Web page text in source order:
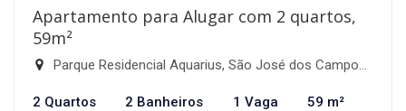
Apartamento para Alugar com 2 quartos,
59m²
Parque Residencial Aquarius, São José dos Campos-SP
2 Quartos 2 Banheiros 1 Vaga 59 m²